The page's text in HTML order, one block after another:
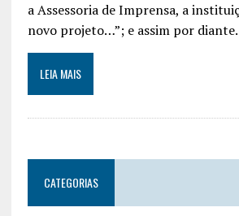
a Assessoria de Imprensa, a
novo projeto…”; e assim por
LEIA MAIS
CATEGORIAS